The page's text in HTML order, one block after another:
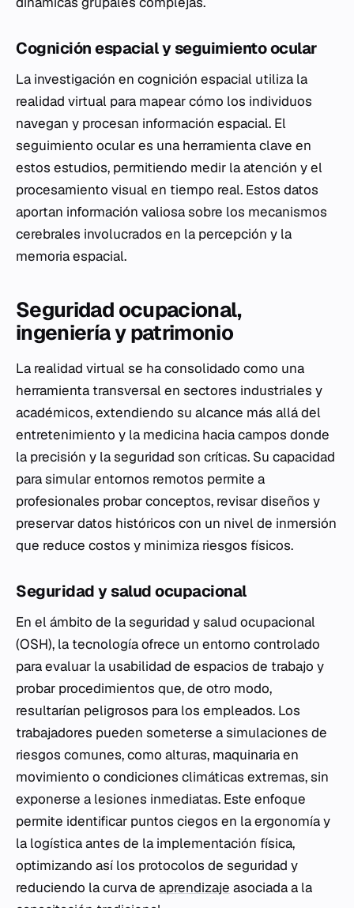
Cognición espacial y seguimiento ocular
La investigación en cognición espacial utiliza la
realidad virtual para mapear cómo los individuos
navegan y procesan información espacial. El
seguimiento ocular es una herramienta clave en
estos estudios, permitiendo medir la atención y el
procesamiento visual en tiempo real. Estos datos
aportan información valiosa sobre los mecanismos
cerebrales involucrados en la percepción y la
memoria espacial.
Seguridad ocupacional,
ingeniería y patrimonio
La realidad virtual se ha consolidado como una
herramienta transversal en sectores industriales y
académicos, extendiendo su alcance más allá del
entretenimiento y la medicina hacia campos donde
la precisión y la seguridad son críticas. Su capacidad
para simular entornos remotos permite a
profesionales probar conceptos, revisar diseños y
preservar datos históricos con un nivel de inmersión
que reduce costos y minimiza riesgos físicos.
Seguridad y salud ocupacional
En el ámbito de la seguridad y salud ocupacional
(OSH), la tecnología ofrece un entorno controlado
para evaluar la usabilidad de espacios de trabajo y
probar procedimientos que, de otro modo,
resultarían peligrosos para los empleados. Los
trabajadores pueden someterse a simulaciones de
riesgos comunes, como alturas, maquinaria en
movimiento o condiciones climáticas extremas, sin
exponerse a lesiones inmediatas. Este enfoque
permite identificar puntos ciegos en la ergonomía y
la logística antes de la implementación física,
optimizando así los protocolos de seguridad y
reduciendo la curva de aprendizaje asociada a la